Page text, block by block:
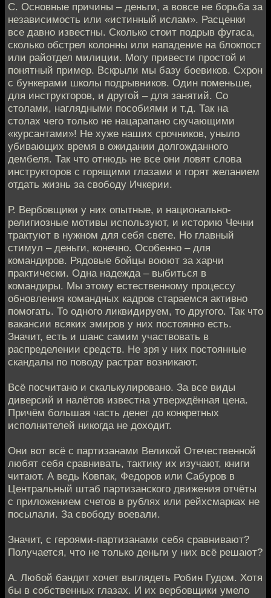
С. Основные причины – деньги, а вовсе не борьба за
независимость или «истинный ислам». Расценки
все давно известны. Сколько стоит подрыв фугаса,
сколько обстрел колонны или нападение на блокпост
или райотдел милиции. Могу привести простой и
понятный пример. Вскрыли мы базу боевиков. Схрон
с бункерами школы подрывников. Один поменьше,
для инструкторов, и другой – для занятий. Со
столами, наглядными пособиями и т.д. Так на
столах чего только не нацарапано скучающими
«курсантами»! Не хуже наших срочников, уныло
убивающих время в ожидании долгожданного
дембеля. Так что отнюдь не все они ловят слова
инструкторов с горящими глазами и горят желанием
отдать жизнь за свободу Ичкерии.
Р. Вербовщики у них опытные, и национально-
религиозные мотивы используют, и историю Чечни
трактуют в нужном для себя свете. Но главный
стимул – деньги, конечно. Особенно – для
командиров. Рядовые бойцы воюют за харчи
практически. Одна надежда – выбиться в
командиры. Мы этому естественному процессу
обновления командных кадров стараемся активно
помогать. То одного ликвидируем, то другого. Так что
вакансии всяких эмиров у них постоянно есть.
Значит, есть и шанс самим участвовать в
распределении средств. Не зря у них постоянные
скандалы по поводу растрат возникают.
Всё посчитано и скалькулировано. За все виды
диверсий и налётов известна утверждённая цена.
Причём большая часть денег до конкретных
исполнителей никогда не доходит.
Они вот всё с партизанами Великой Отечественной
любят себя сравнивать, тактику их изучают, книги
читают. А ведь Ковпак, Федоров или Сабуров в
Центральный штаб партизанского движения отчёты
с приложением счетов в рублях или рейхсмарках не
посылали. За свободу воевали.
Значит, с героями-партизанами себя сравнивают?
Получается, что не только деньги у них всё решают?
А. Любой бандит хочет выглядеть Робин Гудом. Хотя
бы в собственных глазах. И их вербовщики умело